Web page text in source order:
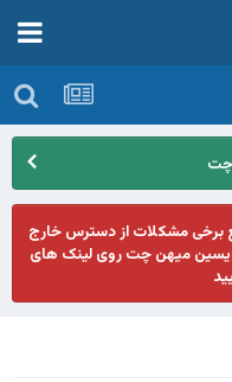
چت
برخی مشکلات از دسترس خارج
میهن چت روی لینک های